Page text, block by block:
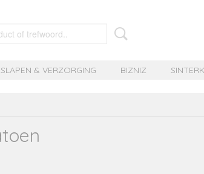
SLAPEN & VERZORGING BIZNIZ